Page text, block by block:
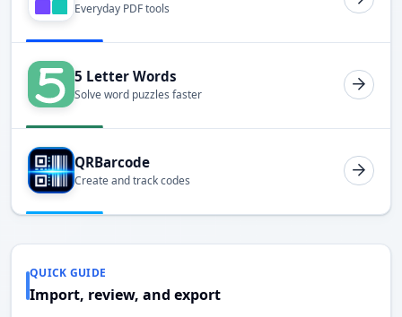
Everyday PDF tools
5 Letter Words
Solve word puzzles faster
QRBarcode
Create and track codes
QUICK GUIDE
Import, review, and export